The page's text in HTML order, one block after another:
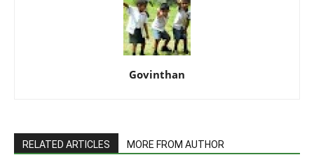
Govinthan
RELATED ARTICLES MORE FROM AUTHOR